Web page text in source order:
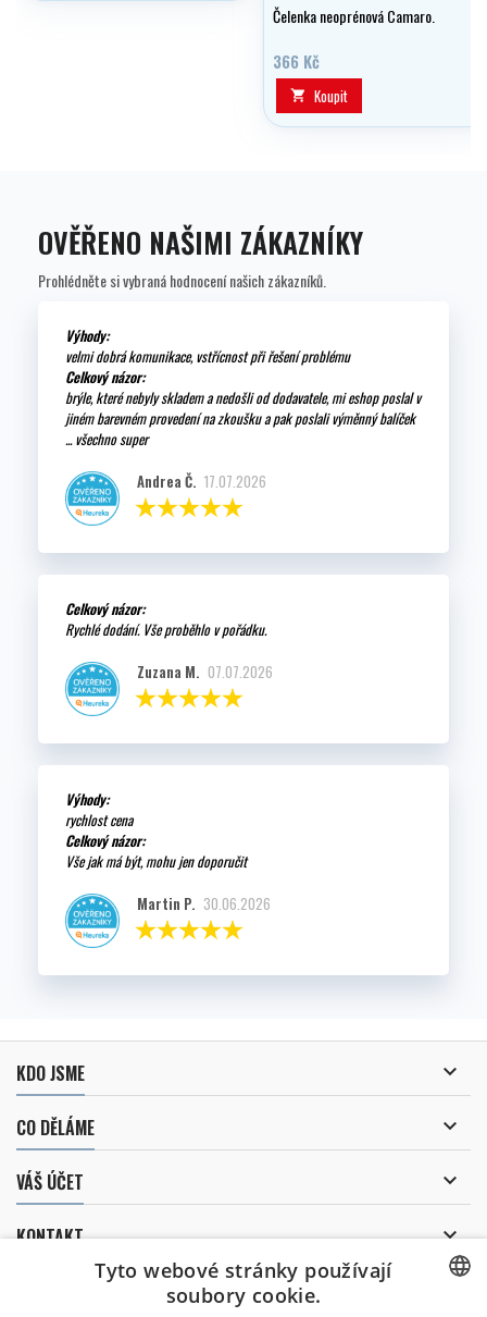
Čelenka neoprénová Camaro.
366 Kč
 Koupit
OVĚŘENO NAŠIMI ZÁKAZNÍKY
Prohlédněte si vybraná hodnocení našich zákazníků.
Výhody:
velmi dobrá komunikace, vstřícnost při řešení problému
Celkový názor:
brýle, které nebyly skladem a nedošli od dodavatele, mi eshop poslal v
jiném barevném provedení na zkoušku a pak poslali výměnný balíček
... všechno super
Andrea Č. 17.07.2026
Celkový názor:
Rychlé dodání. Vše proběhlo v pořádku.
Zuzana M. 07.07.2026
Výhody:
rychlost cena
Celkový názor:
Vše jak má být, mohu jen doporučit
Martin P. 30.06.2026
KDO JSME 
CO DĚLÁME 
VÁŠ ÚČET 
KONTAKT 
ODBĚR NOVINEK
Tyto webové stránky používají
soubory cookie.